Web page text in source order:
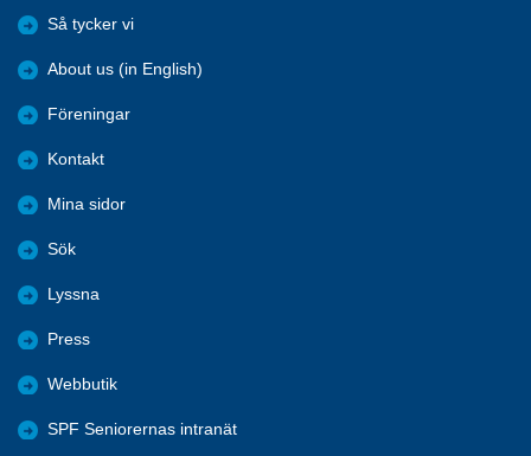
Så tycker vi
About us (in English)
Föreningar
Kontakt
Mina sidor
Sök
Lyssna
Press
Webbutik
SPF Seniorernas intranät